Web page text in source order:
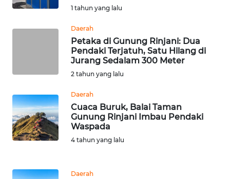
1 tahun yang lalu
Daerah
Petaka di Gunung Rinjani: Dua
Pendaki Terjatuh, Satu Hilang di
Jurang Sedalam 300 Meter
2 tahun yang lalu
Daerah
Cuaca Buruk, Balai Taman
Gunung Rinjani Imbau Pendaki
Waspada
4 tahun yang lalu
Daerah
TENTANG
KARIR
Wahana